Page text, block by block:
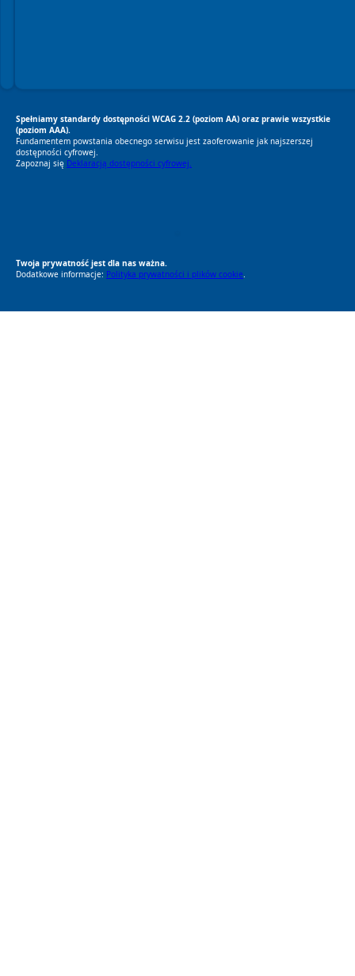
Spełniamy standardy dostępności WCAG 2.2 (poziom AA) oraz prawie wszystkie
(poziom AAA).
Fundamentem powstania obecnego serwisu jest zaoferowanie jak najszerszej
dostępności cyfrowej.
Zapoznaj się Deklaracją dostępności cyfrowej.
Twoja prywatność jest dla nas ważna.
Dodatkowe informacje: Polityka prywatności i plików cookie